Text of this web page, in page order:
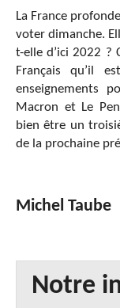
La France
voter dimanche.
t-elle d’ici 2022 ?
Français qu’il
enseignements
Macron et Le
bien être un
de la prochaine
Michel Taube
Notre